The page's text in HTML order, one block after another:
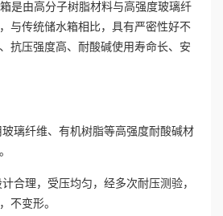
是由高分子树脂材料与高强度玻璃纤
与传统储水箱相比，具有严密性好不
抗压强度高、耐酸碱使用寿命长、安
璃纤维、有机树脂等高强度耐酸碱材
合理，受压均匀，经多次耐压测验，
不变形。